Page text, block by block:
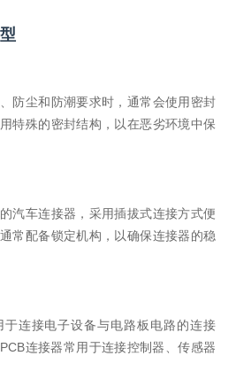
特殊的密封结构，以在恶劣环境中保
常配备锁定机构，以确保连接器的稳
连接器常用于连接控制器、传感器